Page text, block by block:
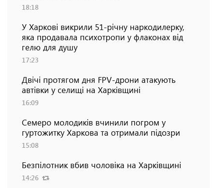
18:18
У Харкові викрили 51-річну наркодилерку,
яка продавала психотропи у флаконах від
гелю для душу
17:23
Двічі протягом дня FPV-дрони атакують
автівки у селищі на Харківщині
16:09
Семеро молодиків вчинили погром у
гуртожитку Харкова та отримали підозри
15:08
Безпілотник вбив чоловіка на Харківщині
14:26